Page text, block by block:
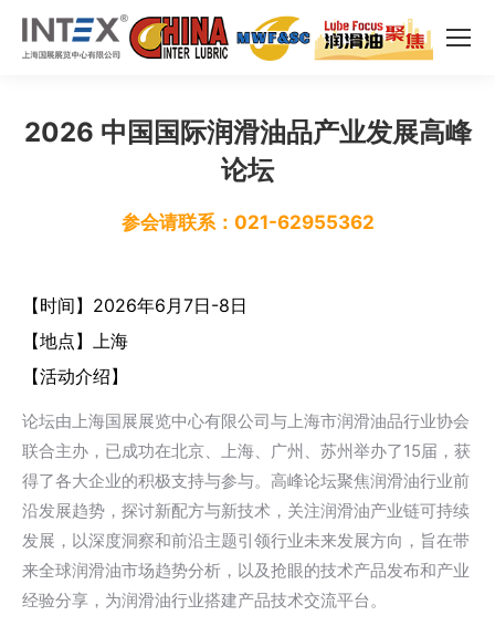
2026 中国国际润滑油品产业发展高峰
论坛
参会请联系：021-62955362
【时间】2026年6月7日-8日
【地点】上海
【活动介绍】
论坛由上海国展展览中心有限公司与上海市润滑油品行业协会
联合主办，已成功在北京、上海、广州、苏州举办了15届，获
得了各大企业的积极支持与参与。高峰论坛聚焦润滑油行业前
沿发展趋势，探讨新配方与新技术，关注润滑油产业链可持续
发展，以深度洞察和前沿主题引领行业未来发展方向，旨在带
来全球润滑油市场趋势分析，以及抢眼的技术产品发布和产业
经验分享，为润滑油行业搭建产品技术交流平台。